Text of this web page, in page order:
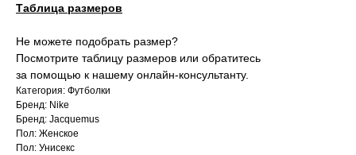
Таблица размеров
Не можете подобрать размер?
Посмотрите таблицу размеров или обратитесь
за помощью к нашему онлайн-консультанту.
Категория: Футболки
Бренд: Nike
Бренд: Jacquemus
Пол: Женское
Пол: Унисекс